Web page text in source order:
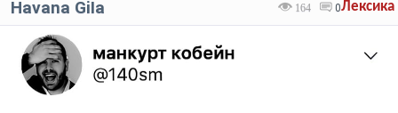
Лексика
164 0
Havana GiIa